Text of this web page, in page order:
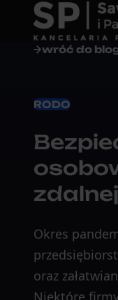
wróć do
RODO
zdalnej
Okres
oraz
Niektóre